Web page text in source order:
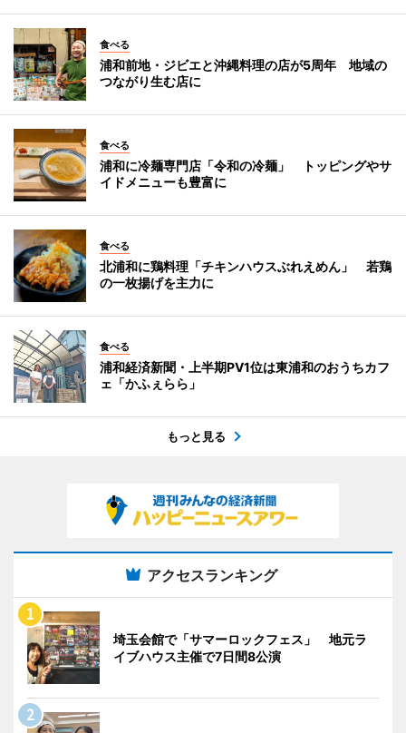
食べる
浦和前地・ジビエと沖縄料理の店が5周年 地域の
つながり生む店に
食べる
浦和に冷麺専門店「令和の冷麺」 トッピングやサ
イドメニューも豊富に
食べる
北浦和に鶏料理「チキンハウスぶれえめん」 若鶏
の一枚揚げを主力に
食べる
浦和経済新聞・上半期PV1位は東浦和のおうちカフ
ェ「かふぇらら」
もっと見る
アクセスランキング
埼玉会館で「サマーロックフェス」 地元ラ
イブハウス主催で7日間8公演